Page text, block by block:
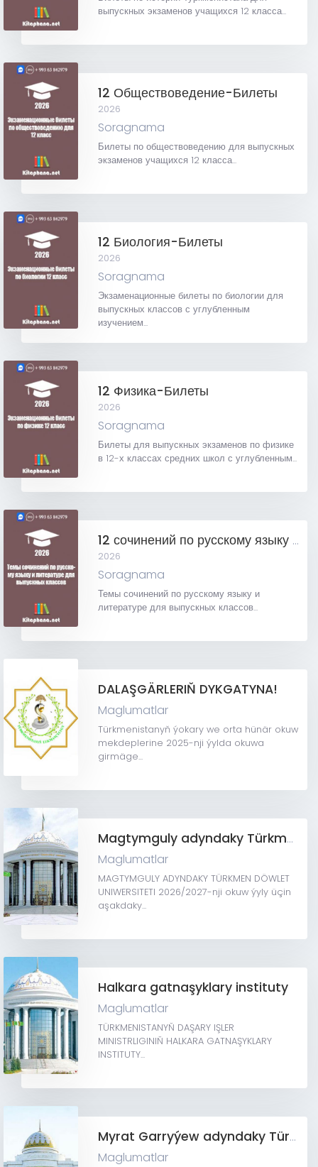
выпускных экзаменов учащихся 12 класса...
12 Обществоведение-Билеты
2026
Soragnama
Билеты по обществоведению для выпускных
экзаменов учащихся 12 класса...
12 Биология-Билеты
2026
Soragnama
Экзаменационные билеты по биологии для
выпускных классов с углубленным
изучением...
12 Физика-Билеты
2026
Soragnama
Билеты для выпускных экзаменов по физике
в 12-х классах средних школ с углубленным...
12 сочинений по русскому языку и литературе
2026
Soragnama
Темы сочинений по русскому языку и
литературе для выпускных классов...
DALAŞGÄRLERIŇ DYKGATYNA!
Maglumatlar
Türkmenistanyň ýokary we orta hünär okuw
mekdeplerine 2025-nji ýylda okuwa
girmäge...
Magtymguly adyndaky Türkmen döwlet uniwersiteti
Maglumatlar
MAGTYMGULY ADYNDAKY TÜRKMEN DÖWLET
UNIWERSITETI 2026/2027-nji okuw ýyly üçin
aşakdaky...
Halkara gatnaşyklary instituty
Maglumatlar
TÜRKMENISTANYŇ DAŞARY IŞLER
MINISTRLIGINIŇ HALKARA GATNAŞYKLARY
INSTITUTY...
Myrat Garryýew adyndaky Türkmenistanyň Döwlet lukmançylyk uniwersiteti
Maglumatlar